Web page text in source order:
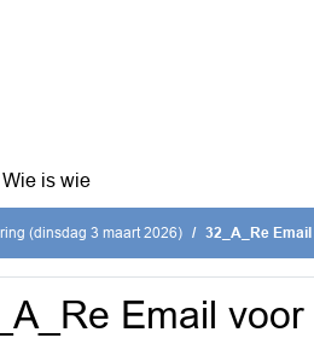
Wie is wie
(dinsdag 3 maart 2026) 32_A_Re
Email